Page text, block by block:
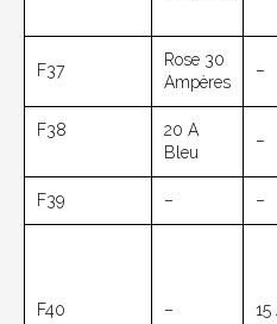
F37
Rose 30
Ampères
–
F38
20 A
Bleu
–
F39 – –
F40 – 15